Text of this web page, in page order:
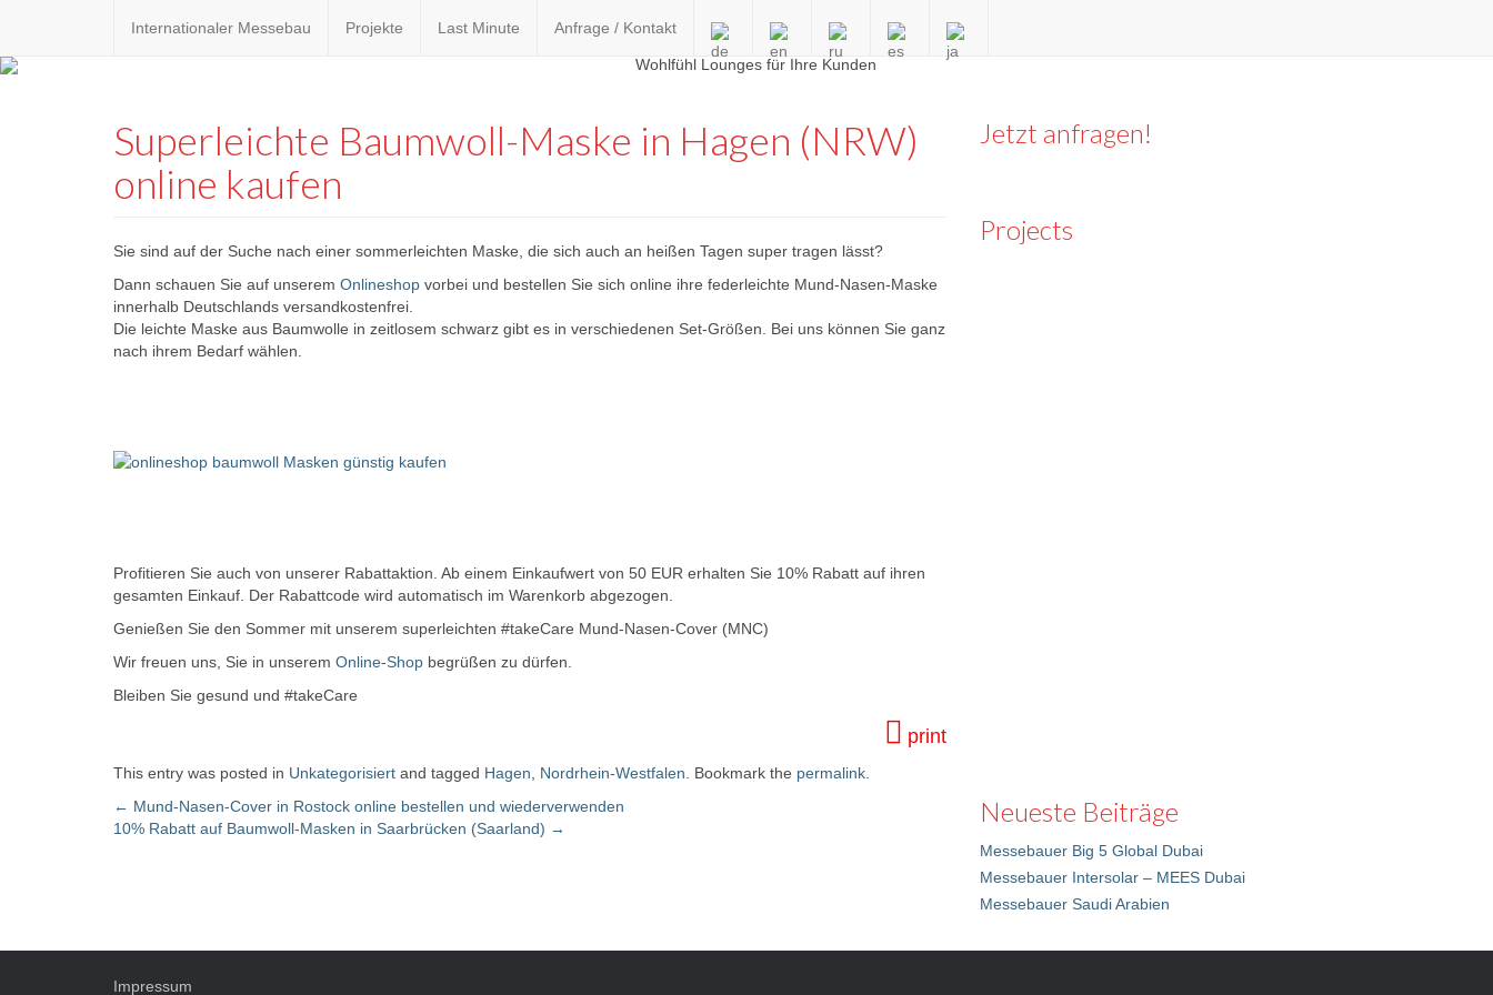
Internationaler Messebau Projekte Last Minute Anfrage / Kontakt
expo24seven
eventware
Superleichte Baumwoll-Maske in Hagen (NRW)
online kaufen
Sie sind auf der Suche nach einer sommerleichten Maske, die sich auch an heißen Tagen super tragen lässt?
Dann schauen Sie auf unserem Onlineshop vorbei und bestellen Sie sich online ihre federleichte Mund-Nasen-Maske
innerhalb Deutschlands versandkostenfrei.
Die leichte Maske aus Baumwolle in zeitlosem schwarz gibt es in verschiedenen Set-Größen. Bei uns können Sie ganz
nach ihrem Bedarf wählen.
Profitieren Sie auch von unserer Rabattaktion. Ab einem Einkaufwert von 50 EUR erhalten Sie 10% Rabatt auf ihren
gesamten Einkauf. Der Rabattcode wird automatisch im Warenkorb abgezogen.
Genießen Sie den Sommer mit unserem superleichten #takeCare Mund-Nasen-Cover (MNC)
Wir freuen uns, Sie in unserem Online-Shop begrüßen zu dürfen.
Bleiben Sie gesund und #takeCare
print
This entry was posted in Unkategorisiert and tagged Hagen Nordrhein-Westfalen . Bookmark the permalink
Post navigation
← Mund-Nasen-Cover in Rostock online bestellen und wiederverwenden
10% Rabatt auf Baumwoll-Masken in Saarbrücken (Saarland) →
Jetzt anfragen!
Projects
Neueste Beiträge
Messebauer Big 5 Global Dubai
Messebauer Intersolar – MEES Dubai
Messebauer Saudi Arabien
Impressum